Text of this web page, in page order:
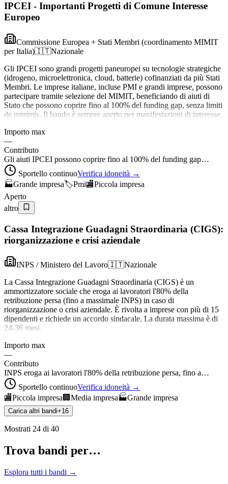
IPCEI - Importanti Progetti di Comune Interesse
Europeo
Commissione Europea + Stati Membri (coordinamento MIMIT
per Italia)🇮🇹Nazionale
Gli IPCEI sono grandi progetti paneuropei su tecnologie strategiche
(idrogeno, microelettronica, cloud, batterie) cofinanziati da più Stati
Membri. Le imprese italiane, incluse PMI e grandi imprese, possono
partecipare tramite selezione del MIMIT, beneficiando di aiuti di
Stato che possono coprire fino al 100% del funding gap, senza limiti
de minimis. Il bando è sempre aperto per manifestazioni di interesse.
Importo max
—
Contributo
Gli aiuti IPCEI possono coprire fino al 100% del funding gap…
Sportello continuoVerifica idoneità →
🏭Grande impresa🏷️Pmi🏬Piccola impresa
Aperto
altro
Cassa Integrazione Guadagni Straordinaria (CIGS):
riorganizzazione e crisi aziendale
INPS / Ministero del Lavoro🇮🇹Nazionale
La Cassa Integrazione Guadagni Straordinaria (CIGS) è un
ammortizzatore sociale che eroga ai lavoratori l'80% della
retribuzione persa (fino a massimale INPS) in caso di
riorganizzazione o crisi aziendale. È rivolta a imprese con più di 15
dipendenti e richiede un accordo sindacale. La durata massima è di
24-36 mesi.
Importo max
—
Contributo
INPS eroga ai lavoratori l'80% della retribuzione persa, fino a…
Sportello continuoVerifica idoneità →
🏬Piccola impresa 🏢 Media impresa🏭Grande impresa
Carica altri bandi+16
Mostrati 24 di 40
Trova bandi per…
Esplora tutti i bandi →